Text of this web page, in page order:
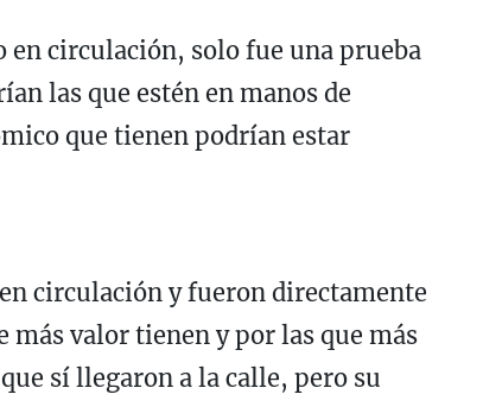
en circulación, solo fue una prueba
las que estén en manos de
que tienen podrían estar
circulación y fueron directamente
más valor tienen y por las que más
sí llegaron a la calle, pero su